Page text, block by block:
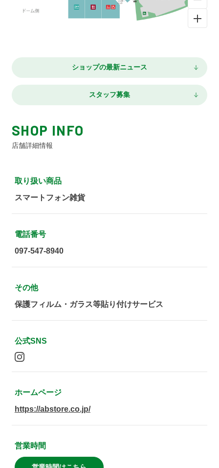
ショップの最新ニュース
スタッフ募集
SHOP INFO
店舗詳細情報
取り扱い商品
スマートフォン雑貨
電話番号
097-547-8940
その他
保護フィルム・ガラス等貼り付けサービス
公式SNS
ホームページ
https://abstore.co.jp/
営業時間